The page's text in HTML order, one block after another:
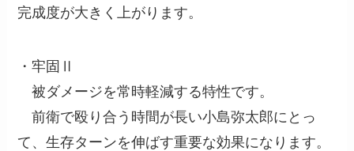
完成度が大きく上がります。
・牢固Ⅱ
被ダメージを常時軽減する特性です。
前衛で殴り合う時間が長い小島弥太郎にとっ
て、生存ターンを伸ばす重要な効果になります。